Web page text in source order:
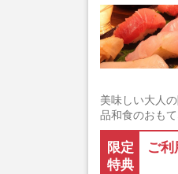
美味しい大人
品和食のおも
限定
特典
ご